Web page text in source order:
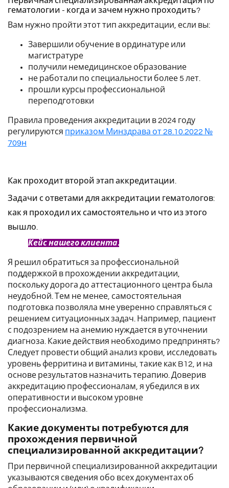
гематологии - когда и зачем нужно проходить?
Вам нужно пройти этот тип аккредитации, если вы:
Завершили обучение в ординатуре или
магистратуре
получили немедицинское образование
не работали по специальности более 5 лет.
прошли курсы профессиональной
переподготовки
Правила проведения аккредитации в 2024 году
регулируются приказом Минздрава от 28.10.2022 №
709н
Как проходит второй этап аккредитации.
Задачи с ответами для аккредитации гематологов:
как я проходил их самостоятельно и что из этого
вышло.
Кейс нашего клиента.
Я решил обратиться за профессиональной
поддержкой в прохождении аккредитации,
поскольку дорога до аттестационного центра была
неудобной. Тем не менее, самостоятельная
подготовка позволяла мне уверенно справляться с
решением ситуационных задач. Например, пациент
с подозрением на анемию нуждается в уточнении
диагноза. Какие действия необходимо предпринять?
Следует провести общий анализ крови, исследовать
уровень ферритина и витамины, такие как B12, и на
основе результатов назначить терапию. Доверив
аккредитацию профессионалам, я убедился в их
оперативности и высоком уровне
профессионализма.
Какие документы потребуются для
прохождения первичной
специализированной аккредитации?
При первичной специализированной аккредитации
указываются сведения обо всех документах об